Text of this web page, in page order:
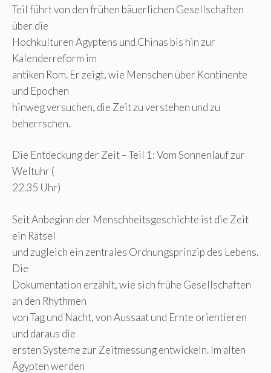
Teil führt von den frühen bäuerlichen Gesellschaften
über die
Hochkulturen Ägyptens und Chinas bis hin zur
Kalenderreform im
antiken Rom. Er zeigt, wie Menschen über Kontinente
und Epochen
hinweg versuchen, die Zeit zu verstehen und zu
beherrschen.
Die Entdeckung der Zeit – Teil 1: Vom Sonnenlauf zur
Weltuhr (
22.35 Uhr)
Seit Anbeginn der Menschheitsgeschichte ist die Zeit
ein Rätsel
und zugleich ein zentrales Ordnungsprinzip des Lebens.
Die
Dokumentation erzählt, wie sich frühe Gesellschaften
an den Rhythmen
von Tag und Nacht, von Aussaat und Ernte orientieren
und daraus die
ersten Systeme zur Zeitmessung entwickeln. Im alten
Ägypten werden